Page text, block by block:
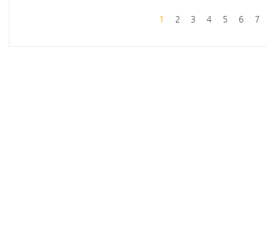
1 2 3 4 5 6 7